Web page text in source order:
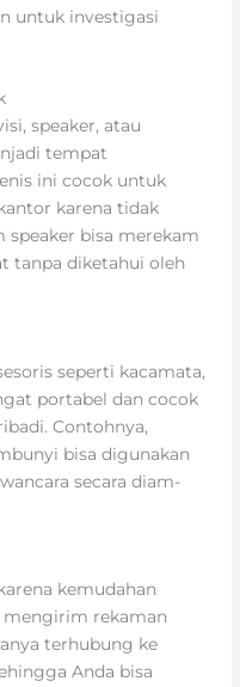
untuk investigasi
speaker, atau
tempat
ini cocok untuk
karena tidak
speaker bisa merekam
tanpa diketahui oleh
seperti kacamata,
portabel dan cocok
Contohnya,
bisa digunakan
secara diam-
kemudahan
mengirim rekaman
terhubung ke
Anda bisa